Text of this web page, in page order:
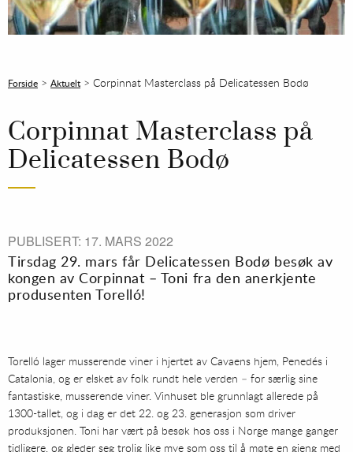
Forside >Aktuelt >Corpinnat Masterclass på Delicatessen Bodø
Corpinnat Masterclass på
Delicatessen Bodø
PUBLISERT: 17. MARS 2022
Tirsdag 29. mars får Delicatessen Bodø besøk av
kongen av Corpinnat – Toni fra den anerkjente
produsenten Torelló!
Torelló lager musserende viner i hjertet av Cavaens hjem, Penedés i
Catalonia, og er elsket av folk rundt hele verden – for særlig sine
fantastiske, musserende viner. Vinhuset ble grunnlagt allerede på
1300-tallet, og i dag er det 22. og 23. generasjon som driver
produksjonen. Toni har vært på besøk hos oss i Norge mange ganger
tidligere, og gleder seg trolig like mye som oss til å møte en gjeng med